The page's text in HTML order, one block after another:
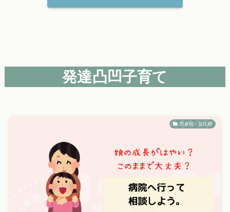
発達凸凹子育て
思春期・反抗期